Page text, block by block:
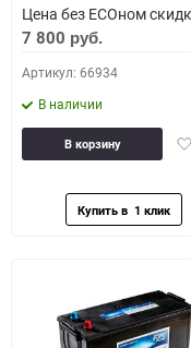
Цена без ECOном
7 800 руб.
Артикул: 66934
В наличии
В корзину